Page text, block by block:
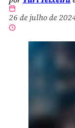
26 de julho de